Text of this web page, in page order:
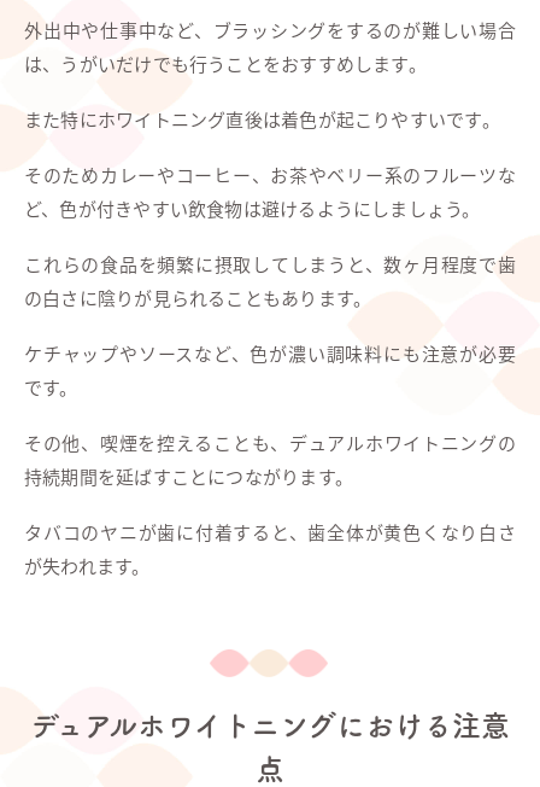
外出中や仕事中など、ブラッシングをするのが難しい場合
は、うがいだけでも行うことをおすすめします。
また特にホワイトニング直後は着色が起こりやすいです。
そのためカレーやコーヒー、お茶やベリー系のフルーツな
ど、色が付きやすい飲食物は避けるようにしましょう。
これらの食品を頻繁に摂取してしまうと、数ヶ月程度で歯
の白さに陰りが見られることもあります。
ケチャップやソースなど、色が濃い調味料にも注意が必要
です。
その他、喫煙を控えることも、デュアルホワイトニングの
持続期間を延ばすことにつながります。
タバコのヤニが歯に付着すると、歯全体が黄色くなり白さ
が失われます。
デュアルホワイトニングにおける注意
点